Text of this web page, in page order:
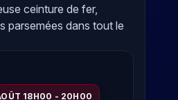
ceinture de fer,
parsemées dans tout le
18H00 - 20H00